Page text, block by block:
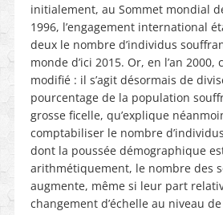
initialement, au Sommet mondial
1996, l’engagement international
deux le nombre d’individus
monde d’ici 2015. Or, en l’an
modifié : il s’agit désormais de
pourcentage de la population
grosse ficelle, qu’explique
comptabiliser le nombre
dont la poussée démographique
arithmétiquement, le nombre des
augmente, même si leur part
changement d’échelle au niveau